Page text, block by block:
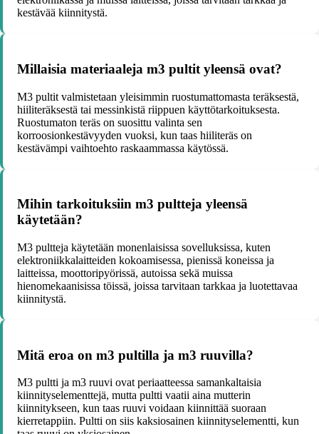
kestävää kiinnitystä.
Millaisia materiaaleja m3 pultit yleensä ovat?
M3 pultit valmistetaan yleisimmin ruostumattomasta teräksestä,
hiiliteräksestä tai messinkistä riippuen käyttötarkoituksesta.
Ruostumaton teräs on suosittu valinta sen
korroosionkestävyyden vuoksi, kun taas hiiliteräs on
kestävämpi vaihtoehto raskaammassa käytössä.
Mihin tarkoituksiin m3 pultteja yleensä
käytetään?
M3 pultteja käytetään monenlaisissa sovelluksissa, kuten
elektroniikkalaitteiden kokoamisessa, pienissä koneissa ja
laitteissa, moottoripyörissä, autoissa sekä muissa
hienomekaanisissa töissä, joissa tarvitaan tarkkaa ja luotettavaa
kiinnitystä.
Mitä eroa on m3 pultilla ja m3 ruuvilla?
M3 pultti ja m3 ruuvi ovat periaatteessa samankaltaisia
kiinnityselementtejä, mutta pultti vaatii aina mutterin
kiinnitykseen, kun taas ruuvi voidaan kiinnittää suoraan
kierretappiin. Pultti on siis kaksiosainen kiinnityselementti, kun